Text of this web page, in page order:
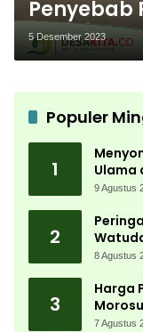
Penyebab
5 Desember 2023
Populer
1
Ulama
Depan
9 Agustus
2
8 Agustus
3
Harga
Lewat
7 Agustus